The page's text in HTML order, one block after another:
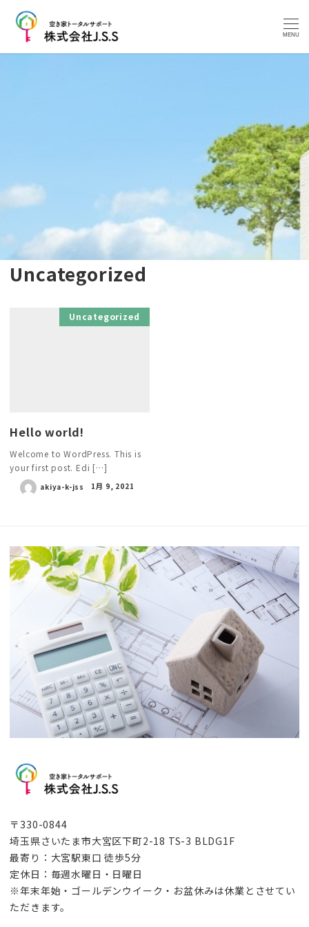
MENU
Uncategorized
Uncategorized
Hello world!
Welcome to WordPress. This is
your first post. Edi […]
akiya-k-jss 1月 9, 2021
〒330-0844
埼玉県さいたま市大宮区下町2-18 TS-3 BLDG1F
最寄り：大宮駅東口 徒歩5分
定休日：毎週水曜日・日曜日
※年末年始・ゴールデンウイーク・お盆休みは休業とさせてい
ただきます。